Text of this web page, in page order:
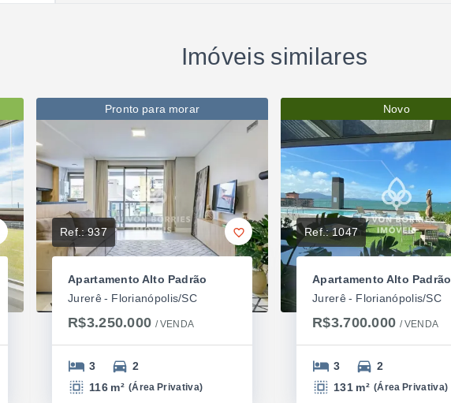
Imóveis similares
Pronto para morar
Ref.:937
Apartamento Alto Padrão
Jurerê - Florianópolis/SC
R$3.250.000 / VENDA
3
2
116 m² (Área Privativa)
Novo
Ref.:1047
Apartamento Alto Padrão
Jurerê - Florianópolis/SC
R$3.700.000 / VENDA
3
2
131 m² (Área Privativa)